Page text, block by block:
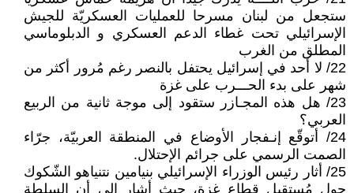
ستجعل من لبنان مسرحا للعمليات العسكريّة للجيش
الإسرائيلي تحت غطاء الدعم العسكري و الدبلوماسي
المطلق من الغرب
22/ لا أحد في إسرائيل يحتفل بالنصر رغم مُرور أكثر من
شهر على بدء الحـــرب على غزة
23/ هل هذه المجـازر ستقود إلى موجة ثانية من الربيع
العربي؟
24/ أتوقّع إنـفجار الأوضاع في المنطقة العربيّة، جرّاء
الصمت الرسمي على جرائم الإحتلال.
25/ أثار رئيس الوزراء الإسرائيلي بنيامين نتنياهو الشّكوك
حول مُستقبل قطاع غزة، حيث أشار إلى أن السلطة